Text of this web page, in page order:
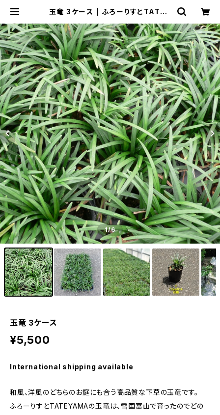
玉竜 3ケース | ふろーりすとTATEY
1/6
玉竜 3ケース
¥5,500
International shipping available
和風、洋風のどちらのお庭にも合う高品質な下草の玉竜です。
ふろーりすとTATEYAMAの玉竜は、雪国富山で育ったのでどの